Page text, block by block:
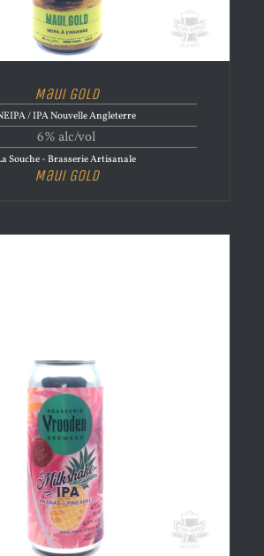
Maui Gold
/ IPA Nouvelle Angleterre
6% alc/vol
Souche - Brasserie Artisanale
Maui Gold